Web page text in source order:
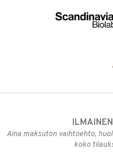
Aina maksuton vaihtoehto,
koko